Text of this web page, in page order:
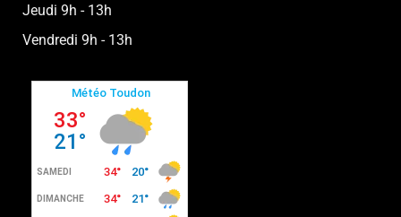
Jeudi 9h - 13h
Vendredi 9h - 13h